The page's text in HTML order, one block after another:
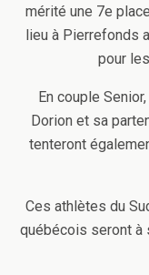
mérité une 7e
lieu à Pierrefonds
pour
En couple
Dorion et sa
tenteront
Ces athlètes du
québécois seront à